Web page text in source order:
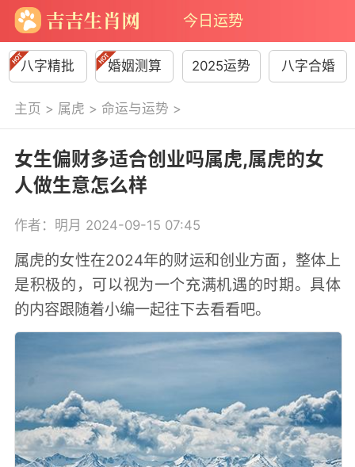
今日运势
八字精批 婚姻测算 2025运势 八字合婚
主页 > 属虎 > 命运与运势 >
女生偏财多适合创业吗属虎,属虎的女
人做生意怎么样
作者：明月 2024-09-15 07:45
属虎的女性在2024年的财运和创业方面，整体上
是积极的，可以视为一个充满机遇的时期。具体
的内容跟随着小编一起往下去看看吧。